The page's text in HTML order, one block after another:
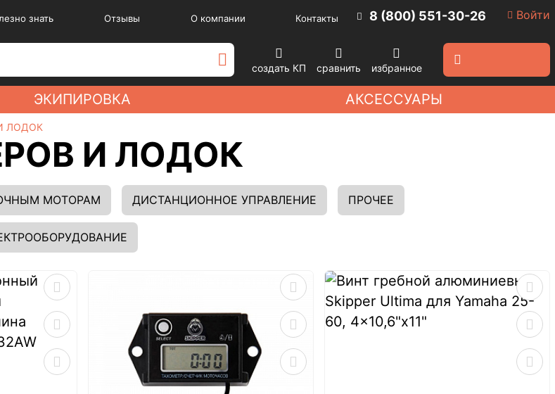
знать Отзывы О компании Контакты 8 (800) 551-30-26 Войти
создать КП сравнить избранное
ЭКИПИРОВКА АКСЕССУАРЫ
ЛОДОК
И ЛОДОК
МОТОРАМ ДИСТАНЦИОННОЕ УПРАВЛЕНИЕ ПРОЧЕЕ